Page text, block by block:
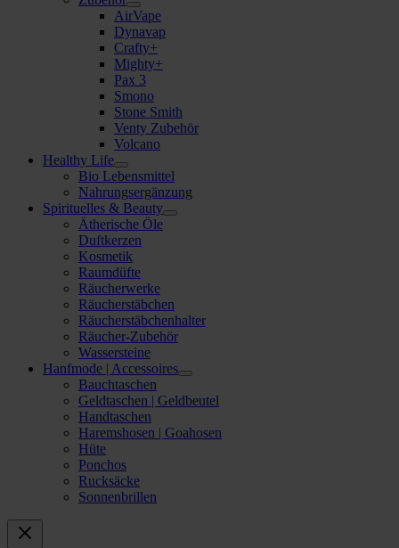
AirVape
Dynavap
Crafty+
Mighty+
Pax 3
Smono
Stone Smith
Venty Zubehör
Volcano
Healthy Life
Bio Lebensmittel
Nahrungsergänzung
Spirituelles & Beauty
Ätherische Öle
Duftkerzen
Kosmetik
Raumdüfte
Räucherwerke
Räucherstäbchen
Räucherstäbchenhalter
Räucher-Zubehör
Wassersteine
Hanfmode | Accessoires
Bauchtaschen
Geldtaschen | Geldbeutel
Handtaschen
Haremshosen | Goahosen
Hüte
Ponchos
Rucksäcke
Sonnenbrillen